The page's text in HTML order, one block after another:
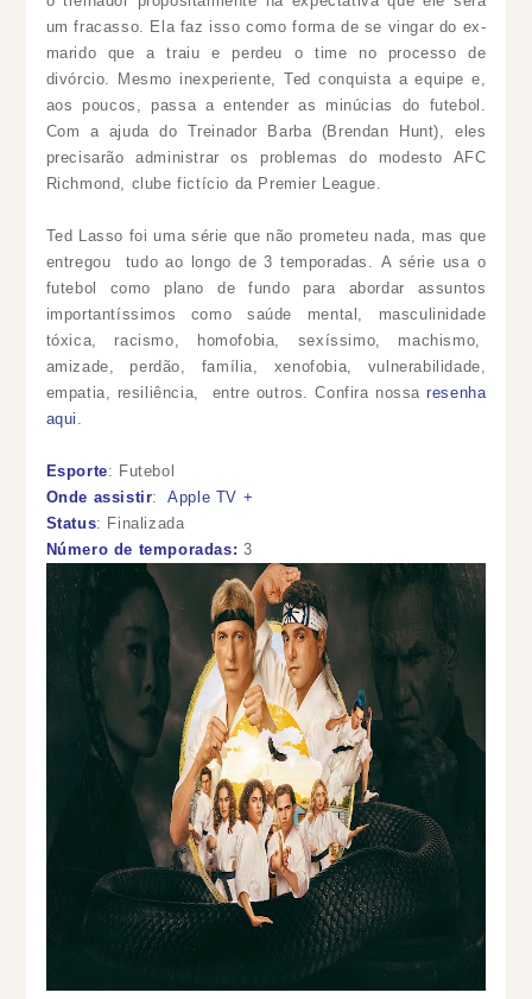
um fracasso. Ela faz isso como forma de se vingar do ex-
marido que a traiu e perdeu o time no processo de
divórcio. Mesmo inexperiente, Ted conquista a equipe e,
aos poucos, passa a entender as minúcias do futebol.
Com a ajuda do Treinador Barba (Brendan Hunt), eles
precisarão administrar os problemas do modesto AFC
Richmond, clube fictício da Premier League.
Ted Lasso foi uma série que não prometeu nada, mas que
entregou tudo ao longo de 3 temporadas. A série usa o
futebol como plano de fundo para abordar assuntos
importantíssimos como saúde mental, masculinidade
tóxica, racismo, homofobia, sexíssimo, machismo,
amizade, perdão, família, xenofobia, vulnerabilidade,
empatia, resiliência, entre outros. Confira nossaresenha
aqui .
Esporte: Futebol
Onde assistir:Apple TV +
Status: Finalizada
Número de temporadas: 3